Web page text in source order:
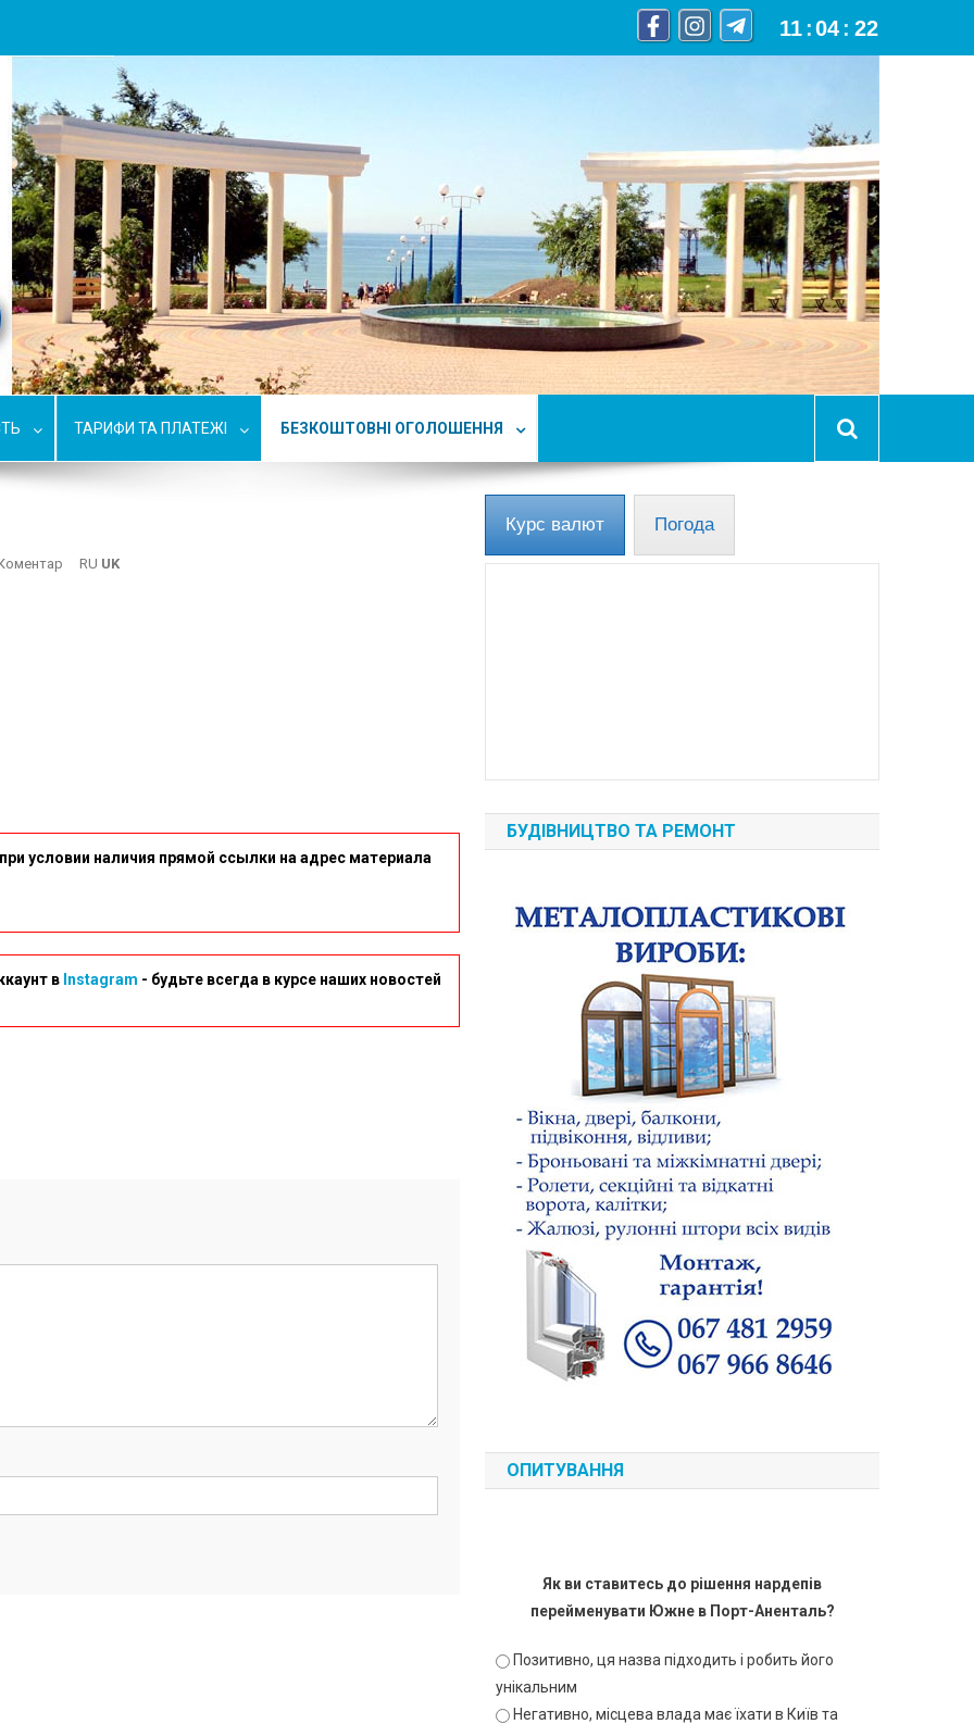
11 :04 : 23
ТАРИФИ ТА ПЛАТЕЖІ БЕЗКОШТОВНІ ОГОЛОШЕННЯ
RU UK
условии наличия прямой ссылки на адрес материала
в Instagram - будьте всегда в курсе наших новостей
Курс валют Погода
БУДІВНИЦТВО ТА РЕМОНТ
ОПИТУВАННЯ
Як ви ставитесь до рішення нардепів
перейменувати Южне в Порт-Аненталь?
Позитивно, ця назва підходить і робить його
унікальним
Негативно, місцева влада має їхати в Київ та